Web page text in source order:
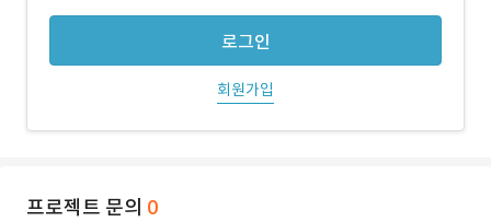
로그인
회원가입
프로젝트 문의 0